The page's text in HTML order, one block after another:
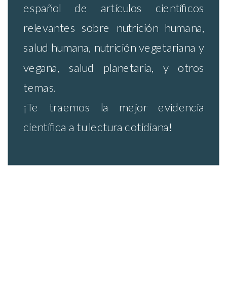
español de artículos científicos
relevantes sobre nutrición humana,
salud humana, nutrición vegetariana y
vegana, salud planetaria, y otros
temas.
¡Te traemos la mejor evidencia
científica a tu lectura cotidiana!